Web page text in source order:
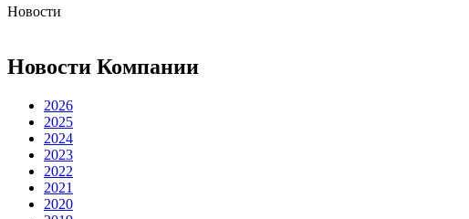
Новости
Новости Компании
2026
2025
2024
2023
2022
2021
2020